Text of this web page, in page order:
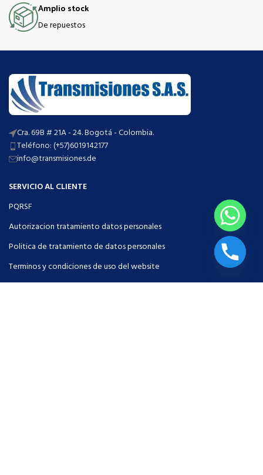
Amplio stock
De repuestos
Cra. 69B # 21A - 24. Bogotá - Colombia.
Teléfono: (+57)6019142177
info@transmisiones.de
SERVICIO AL CLIENTE
PQRSF
Autorizacion tratamiento datos personales
Politica de tratamiento de datos personales
Terminos y condiciones de uso del website
Intranet